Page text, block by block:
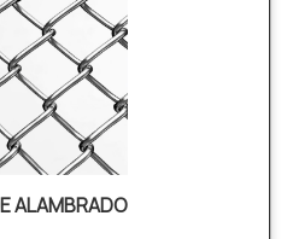
Conformidade com
outras
ALAMBRADO